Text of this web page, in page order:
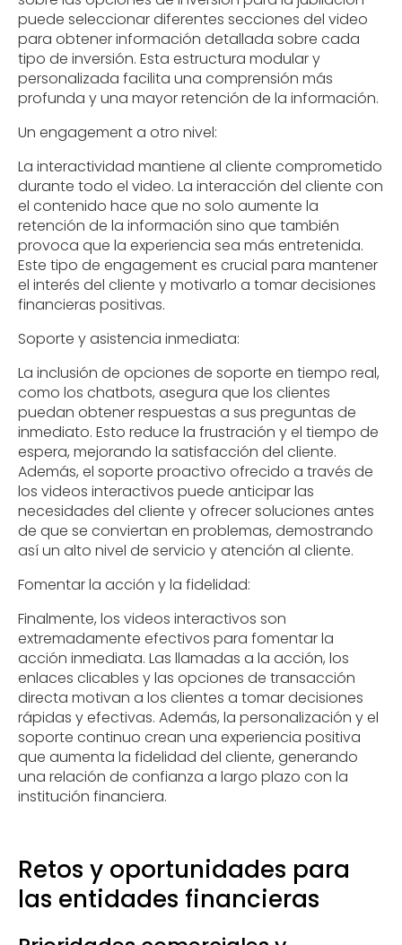
puede seleccionar diferentes secciones del video
para obtener información detallada sobre cada
tipo de inversión. Esta estructura modular y
personalizada facilita una comprensión más
profunda y una mayor retención de la información.
Un engagement a otro nivel:
La interactividad mantiene al cliente comprometido
durante todo el video. La interacción del cliente con
el contenido hace que no solo aumente la
retención de la información sino que también
provoca que la experiencia sea más entretenida.
Este tipo de engagement es crucial para mantener
el interés del cliente y motivarlo a tomar decisiones
financieras positivas.
Soporte y asistencia inmediata:
La inclusión de opciones de soporte en tiempo real,
como los chatbots, asegura que los clientes
puedan obtener respuestas a sus preguntas de
inmediato. Esto reduce la frustración y el tiempo de
espera, mejorando la satisfacción del cliente.
Además, el soporte proactivo ofrecido a través de
los videos interactivos puede anticipar las
necesidades del cliente y ofrecer soluciones antes
de que se conviertan en problemas, demostrando
así un alto nivel de servicio y atención al cliente.
Fomentar la acción y la fidelidad:
Finalmente, los videos interactivos son
extremadamente efectivos para fomentar la
acción inmediata. Las llamadas a la acción, los
enlaces clicables y las opciones de transacción
directa motivan a los clientes a tomar decisiones
rápidas y efectivas. Además, la personalización y el
soporte continuo crean una experiencia positiva
que aumenta la fidelidad del cliente, generando
una relación de confianza a largo plazo con la
institución financiera.
Retos y oportunidades para
las entidades financieras